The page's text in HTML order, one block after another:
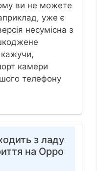
ви не можете
уже є
несумісна з
камери
телефону
з ладу
на Oppo